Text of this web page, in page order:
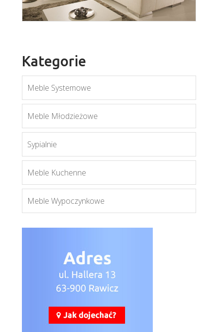
Kategorie
Meble Systemowe
Meble Młodzieżowe
Sypialnie
Meble Kuchenne
Meble Wypoczynkowe